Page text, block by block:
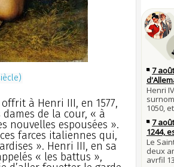
à Henri III, en 1577,
de la cour, « à
nouvelles espousées ».
farces italiennes qui,
». Henri III, en sa
« les battus »,
1er
les
en
30
29
la
28
27
Qui
mort
son